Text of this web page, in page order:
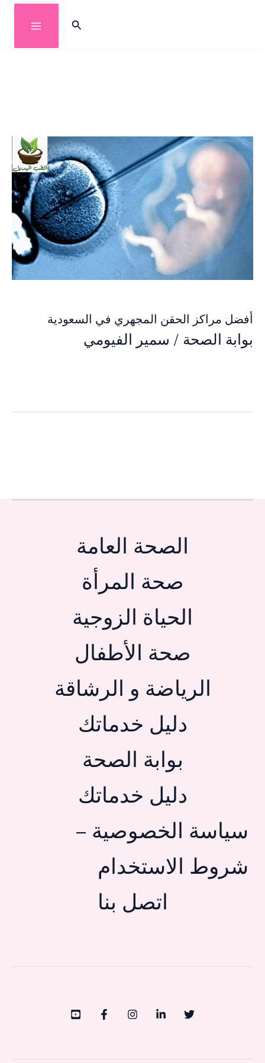
البحث
أفضل مراكز الحقن المجهري في السعودية
بوابة الصحة / سمير الفيومي
الصحة العامة
صحة المرأة
الحياة الزوجية
صحة الأطفال
الرياضة و الرشاقة
دليل خدماتك
بوابة الصحة
دليل خدماتك
سياسة الخصوصية –
شروط الاستخدام
اتصل بنا